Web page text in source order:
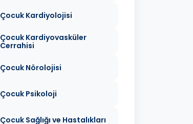
Çocuk Kardiyolojisi
Çocuk Kardiyovasküler
Cerrahisi
Çocuk Nörolojisi
Çocuk Psikoloji
Çocuk Sağlığı ve Hastalıkları